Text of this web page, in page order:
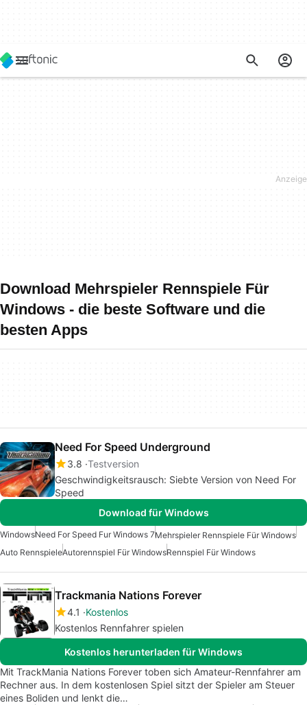
Download Mehrspieler Rennspiele Für
Windows - die beste Software und die
besten Apps
Need For Speed Underground
3.8 Testversion
Geschwindigkeitsrausch: Siebte Version von Need For
Speed
Download für Windows
WindowsNeed For Speed Fur Windows 7Mehrspieler Rennspiele Für Windows
Auto RennspieleAutorennspiel Für WindowsRennspiel Für Windows
Trackmania Nations Forever
4.1
Kostenlos
Kostenlos Rennfahrer spielen
Kostenlos herunterladen für Windows
Mit TrackMania Nations Forever toben sich Amateur-Rennfahrer am
Rechner aus. In dem kostenlosen Spiel sitzt der Spieler am Steuer
eines Boliden und lenkt die…